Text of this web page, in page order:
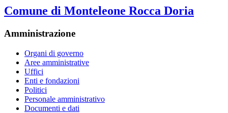
Comune di Monteleone Rocca Doria
Amministrazione
Organi di governo
Aree amministrative
Uffici
Enti e fondazioni
Politici
Personale amministrativo
Documenti e dati